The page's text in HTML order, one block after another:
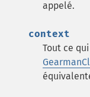
appelé.
context
Tout ce